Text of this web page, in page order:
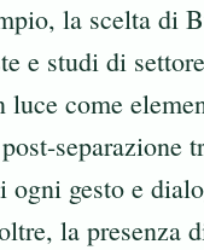
la scelta di
e studi di
come
separazione
gesto e
la presenza